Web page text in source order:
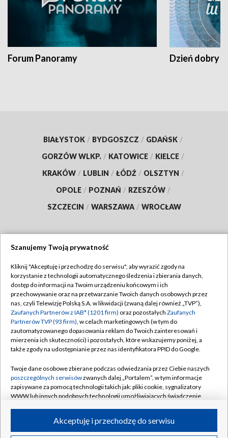
Forum Panoramy Dzień dobry
BIAŁYSTOK / BYDGOSZCZ / GDAŃSK /
GORZÓW WLKP. / KATOWICE / KIELCE /
KRAKÓW / LUBLIN / ŁÓDŹ / OLSZTYN /
OPOLE / POZNAŃ / RZESZÓW /
SZCZECIN / WARSZAWA / WROCŁAW
TVP
Abonament TVP
Emisja w TVP
Centrum informacji TVP
Naziemna Telewizja Cyfrowa
Rada Programowa
System NOS
Informacje o nadawcy
Program dla prasy
Regulamin TVP
Polityka prywatności
Moje zgody
Pomoc
Kontakt
Kanały
©2026 Telewizja Polska S.A. w likwidacji
Szanujemy Twoją prywatność
Kliknij "Akceptuję i przechodzę do serwisu", aby wyrazić zgody na
korzystanie z technologii automatycznego śledzenia i zbierania danych,
dostęp do informacji na Twoim urządzeniu końcowym i ich
przechowywanie oraz na przetwarzanie Twoich danych osobowych przez
nas, czyli Telewizję Polską S.A. w likwidacji (zwaną dalej również „TVP”),
Zaufanych Partnerów z IAB* (1201 firm) oraz pozostałych Zaufanych
Partnerów TVP (93 firm), w celach marketingowych (w tym do
zautomatyzowanego dopasowania reklam do Twoich zainteresowań i
mierzenia ich skuteczności) i pozostałych, które wskazujemy poniżej, a
także zgody na udostępnianie przez nas identyfikatora PPID do Google.
Twoje dane osobowe zbierane podczas odwiedzania przez Ciebie naszych
poszczególnych serwisówzwanych dalej „Portalem”, w tym informacje
zapisywane za pomocą technologii takich jak: pliki cookie, sygnalizatory
WWW lub innych podobnych technologii umożliwiających świadczenie
ruchu w Internecie.Akceptuję i przechodzę do serwisu